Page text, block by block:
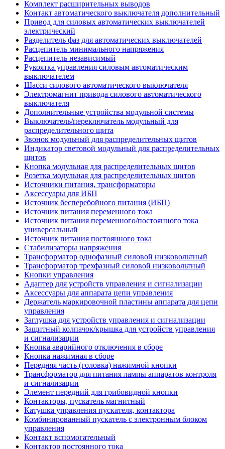
Комплект расширительных выводов
Контакт автоматического выключателя дополнительный
Привод для силовых автоматических выключателей
электрический
Разделитель фаз для автоматических выключателей
Расцепитель минимального напряжения
Расцепитель независимый
Рукоятка управления силовым автоматическим
выключателем
Шасси силового автоматического выключателя
Электромагнит привода силового автоматического
выключателя
Дополнительные устройства модульной системы
Выключатель/переключатель модульный для
распределительного щита
Звонок модульный для распределительных щитов
Индикатор световой модульный для распределительных
щитов
Кнопка модульная для распределительных щитов
Розетка модульная для распределительных щитов
Источники питания, трансформаторы
Аксессуары для ИБП
Источник бесперебойного питания (ИБП)
Источник питания переменного тока
Источник питания переменного/постоянного тока
универсальный
Источник питания постоянного тока
Стабилизаторы напряжения
Трансформатор однофазный силовой низковольтный
Трансформатор трехфазный силовой низковольтный
Кнопки управления
Адаптер для устройств управления и сигнализации
Аксессуары для аппарата цепи управления
Держатель маркировочной пластины аппарата для цепи
управления
Заглушка для устройств управления и сигнализации
Защитный колпачок/крышка для устройств управления
и сигнализации
Кнопка аварийного отключения в сборе
Кнопка нажимная в сборе
Передняя часть (головка) нажимной кнопки
Трансформатор для питания лампы аппаратов контроля
и сигнализации
Элемент передний для грибовидной кнопки
Контакторы, пускатель магнитный
Катушка управления пускателя, контактора
Комбинированный пускатель с электронным блоком
управления
Контакт вспомогательный
Контактор постоянного тока